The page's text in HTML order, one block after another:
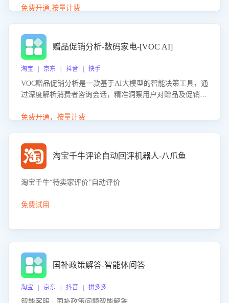
应延迟、竞品价格冲击等。系统自动输出可落地的挽回策
免费开通,按量计费
赠品促销分析-数码家电-[VOC AI]
淘宝 | 京东 | 抖音 | 快手
VOC赠品促销分析是一款基于AI大模型的智能决策工具，通
过深度解析消费者咨询会话，精准洞察用户对赠品及促销政
销诉求，帮助企业制定个性化赠品组合策略，优化资源投放
免费开通，按量计费
淘宝千牛评论自动回评机器人-八爪鱼
淘宝千牛“待卖家评价”自动评价
免费试用
国补政策解答-智能体问答
淘宝 | 京东 | 抖音 | 拼多多